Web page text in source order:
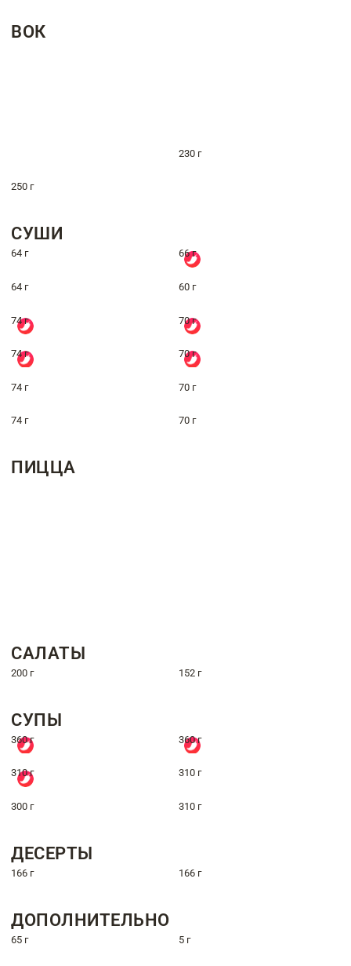
ВОК
230 г
250 г
СУШИ
64 г 66 г
64 г 60 г
74 г 70 г
74 г 70 г
74 г 70 г
74 г 70 г
ПИЦЦА
САЛАТЫ
200 г 152 г
СУПЫ
360 г 360 г
310 г 310 г
300 г 310 г
ДЕСЕРТЫ
166 г 166 г
ДОПОЛНИТЕЛЬНО
65 г 5 г